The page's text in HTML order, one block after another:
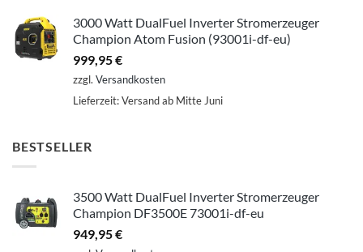
3000 Watt DualFuel Inverter Stromerzeuger
Champion Atom Fusion (93001i-df-eu)
999,95€
zzgl. Versandkosten
Lieferzeit:Versand ab Mitte Juni
BESTSELLER
3500 Watt DualFuel Inverter Stromerzeuger
Champion DF3500E 73001i-df-eu
949,95€